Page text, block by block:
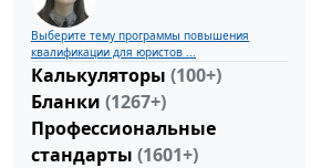
Выберите тему программы повышения
квалификации для юристов ...
Калькуляторы (100+)
Бланки (1267+)
Профессиональные
стандарты (1601+)